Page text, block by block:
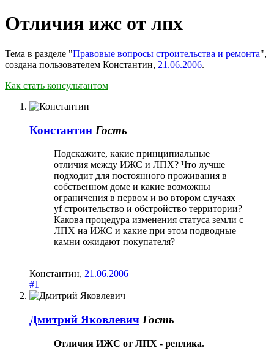
Отличия ижс от лпх
Тема в разделе "Правовые вопросы строительства и ремонта",
создана пользователем Константин, 21.06.2006.
Как стать консультантом
Константин Гость
Подскажите, какие принципиальные
отличия между ИЖС и ЛПХ? Что лучше
подходит для постоянного проживания в
собственном доме и какие возможны
ограничения в первом и во втором случаях
yf строительство и обстройство территории?
Какова процедура изменения статуса земли с
ЛПХ на ИЖС и какие при этом подводные
камни ожидают покупателя?
Константин, 21.06.2006
#1
Дмитрий Яковлевич Гость
Отличия ИЖС от ЛПХ - реплика.